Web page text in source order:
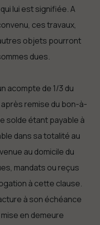
lui est signifiée. A
ces travaux,
objets pourront
dues.
acompte de 1/3 du
remise du bon-à-
solde étant payable à
dans sa totalité au
au domicile du
mandats ou reçus
à cette clause.
à son échéance
en demeure